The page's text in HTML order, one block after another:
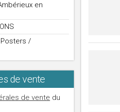
en
/
de vente
de vente du